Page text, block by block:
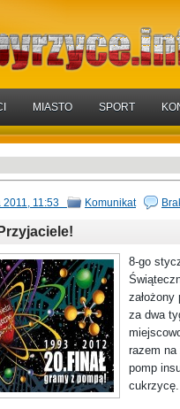
MIASTO SPORT
11:53 Komunikat
8-go
za dwa
razem na
pomp
cukrzycę.